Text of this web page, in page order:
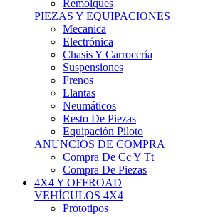
Prototipos
Venta De Side By Side
Quads Y Buggys
4x4 De Calle
PIEZAS PARA 4X4
Mecánica
Carrocería
Suspensiones
Llantas
Neumáticos
ANUNCIOS DE COMPRA
Compra De 4x4
Compra De Piezas
MOTOS
MOTOS
Motos De Circuito